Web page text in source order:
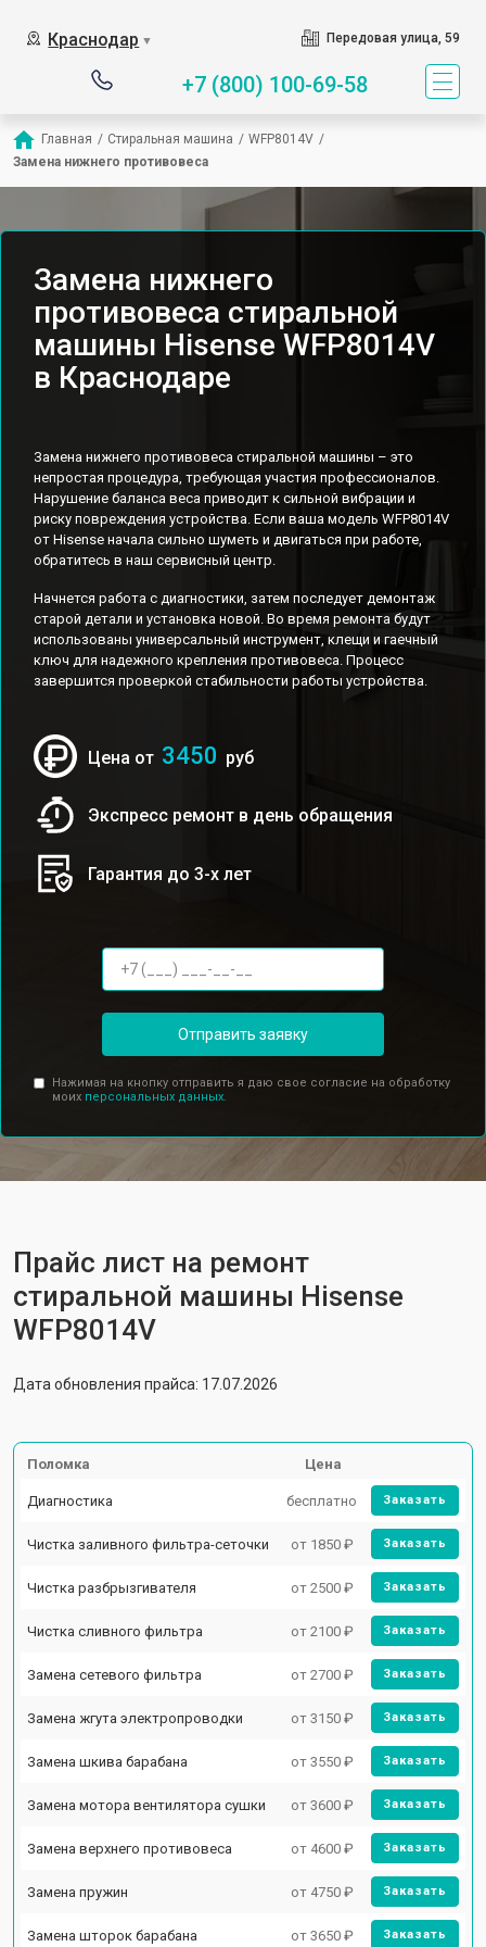
Краснодар ▼ Передовая улица, 59
+7 (800) 100-69-58
Главная / Стиральная машина / WFP8014V /
Замена нижнего противовеса
Замена нижнего
противовеса стиральной
машины Hisense WFP8014V
в Краснодаре
Замена нижнего противовеса стиральной машины – это
непростая процедура, требующая участия профессионалов.
Нарушение баланса веса приводит к сильной вибрации и
риску повреждения устройства. Если ваша модель WFP8014V
от Hisense начала сильно шуметь и двигаться при работе,
обратитесь в наш сервисный центр.
Начнется работа с диагностики, затем последует демонтаж
старой детали и установка новой. Во время ремонта будут
использованы универсальный инструмент, клещи и гаечный
ключ для надежного крепления противовеса. Процесс
завершится проверкой стабильности работы устройства.
Цена от 3450 руб
Экспресс ремонт в день обращения
Гарантия до 3-х лет
Отправить заявку
Нажимая на кнопку отправить я даю свое согласие на обработку
моих персональных данных.
Прайс лист на ремонт
стиральной машины Hisense
WFP8014V
Дата обновления прайса: 17.07.2026
Поломка Цена
Диагностика бесплатно Заказать
Чистка заливного фильтра-сеточки от 1850 ₽ Заказать
Чистка разбрызгивателя от 2500 ₽ Заказать
Чистка сливного фильтра от 2100 ₽ Заказать
Замена сетевого фильтра от 2700 ₽ Заказать
Замена жгута электропроводки от 3150 ₽ Заказать
Замена шкива барабана от 3550 ₽ Заказать
Замена мотора вентилятора сушки от 3600 ₽ Заказать
Замена верхнего противовеса от 4600 ₽ Заказать
Замена пружин от 4750 ₽ Заказать
Замена шторок барабана от 3650 ₽ Заказать